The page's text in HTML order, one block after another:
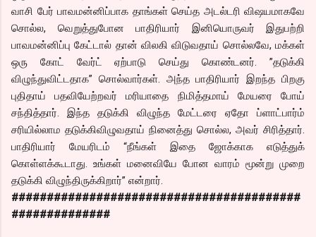
வாசி பேர் பாவமன்னிப்பாக தாங்கள் செய்த அடல்டரி விஷயமாகவே
சொல்ல, வெறுத்துபோன பாதிரியார் இனியொருவர் இதுபற்றி
பாவமன்னிப்பு கேட்டால் தான் விலகி விடுவதாய் சொல்லவே, மக்கள்
ஒரு கோட் வேர்ட் ஏற்பாடு செய்து கொண்டனர். ”தடுக்கி
விழுந்துவிட்டதாக” சொல்வார்கள். அந்த பாதிரியார் இறந்த பிறகு
புதிதாய் பதவியேற்றவர் மரியாதை நிமித்தமாய் மேயரை போய்
சந்தித்தார். இந்த தடுக்கி விழுந்த மேட்டரை ஏதோ ப்ளாட்பார்ம்
சரியில்லாம தடுக்கிவிழுவதாய் நினைத்து சொல்ல, அவர் சிரித்தார்.
பாதிரியார் மேயரிடம் “நீங்கள் இதை ஜோக்காக எடுத்துக்
கொள்ளக்கூடாது. உங்கள் மனைவியே போன வாரம் மூன்று முறை
தடுக்கி விழுந்திருக்கிறார்” என்றார்.
#########################################
##############